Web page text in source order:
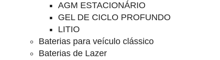
AGM ESTACIONÁRIO
GEL DE CICLO PROFUNDO
LITIO
Baterias para veículo clássico
Baterias de Lazer